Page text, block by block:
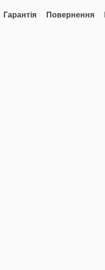
Гарантія Повернення